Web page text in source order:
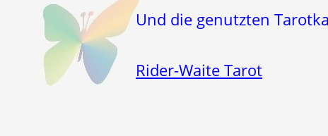
Und die genutzten
Rider-Waite Tarot